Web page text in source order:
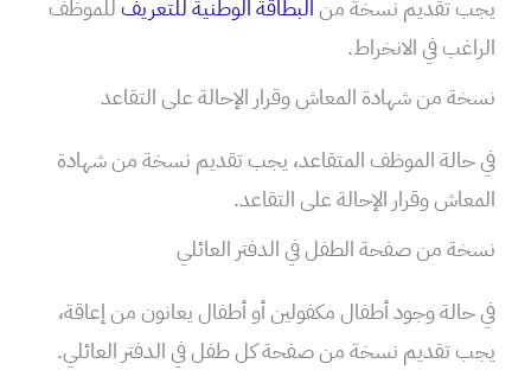
يجب تقديم نسخة منالبطاقة الوطنية للتعريفللموظف
الراغب في الانخراط.
نسخة من شهادة المعاش وقرار الإحالة على التقاعد
في حالة الموظف المتقاعد، يجب تقديم نسخة من شهادة
المعاش وقرار الإحالة على التقاعد.
نسخة من صفحة الطفل في الدفتر العائلي
في حالة وجود أطفال مكفولين أو أطفال يعانون من إعاقة،
يجب تقديم نسخة من صفحة كل طفل في الدفتر العائلي.